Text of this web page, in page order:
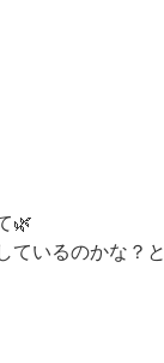
🌿
ているのかな？と